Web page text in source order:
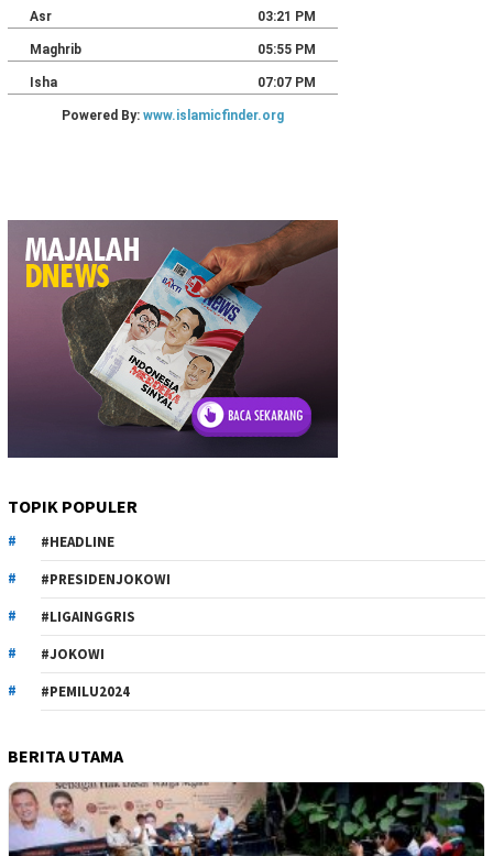
TOPIK POPULER
#HEADLINE
#PRESIDENJOKOWI
#LIGAINGGRIS
#JOKOWI
#PEMILU2024
BERITA UTAMA